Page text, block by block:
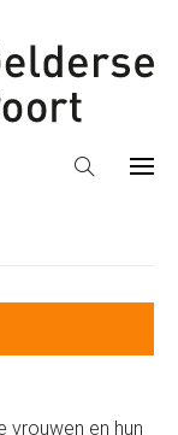
vrouwen en hun